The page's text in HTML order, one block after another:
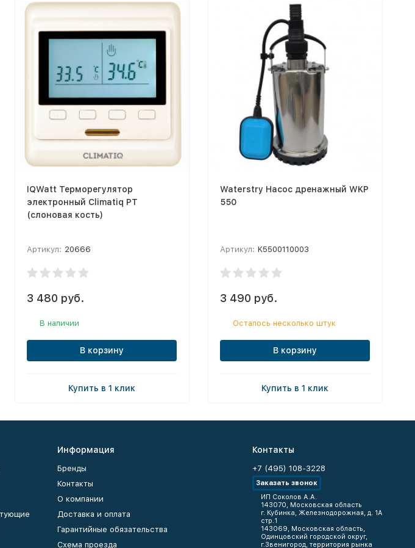
IQWatt Терморегулятор
электронный Climatiq PT
(слоновая кость)
Артикул: 20666
3 480 руб.
В наличии
В корзину
Купить в 1 клик
Waterstry Насос дренажный WKP
550
Артикул: K5500110003
3 490 руб.
Осталось несколько штук
В корзину
Купить в 1 клик
Информация
Бренды
Контакты
О компании
Доставка и оплата
Гарантийные обязательства
Схема проезда
Контакты
+7 (495) 108-3228
Заказать звонок
ИП Соколов А.А.
143070, Московская область
г. Кубинка, Железнодорожная, д. 1А
стр.1
143069, Московская область,
Одинцовский городской округ,
г.Звенигород, территория рынка